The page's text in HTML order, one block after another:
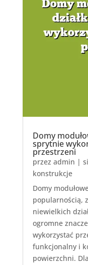
Domy
sprytnie
przestrzeni
przez admin |
konstrukcje
Domy
popularnością,
niewielkich
ogromne
wykorzystać
funkcjonalny i
powierzchni.